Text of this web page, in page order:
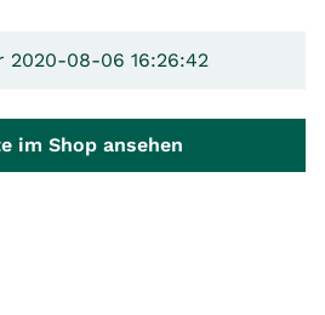
2020-08-06 16:26:42
im Shop ansehen